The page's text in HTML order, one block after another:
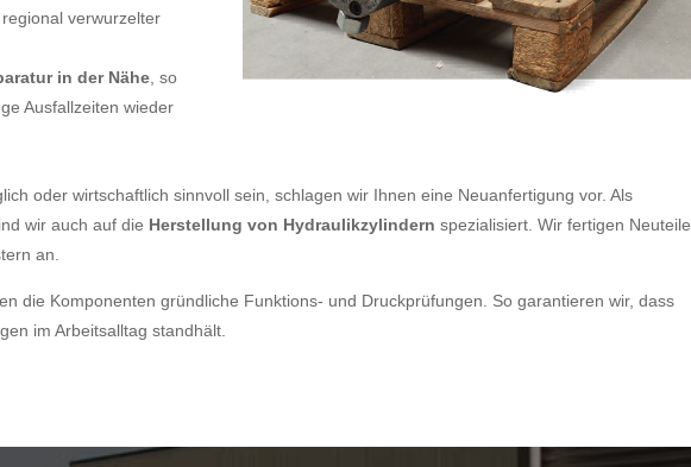
verwurzelter
in der Nähe , so
Ausfallzeiten wieder
oder wirtschaftlich sinnvoll sein, schlagen wir Ihnen eine Neuanfertigung vor. Als
wir auch auf die Herstellung von Hydraulikzylindern spezialisiert. Wir fertigen Neuteile
an.
die Komponenten gründliche Funktions- und Druckprüfungen. So garantieren wir, dass
im Arbeitsalltag standhält.